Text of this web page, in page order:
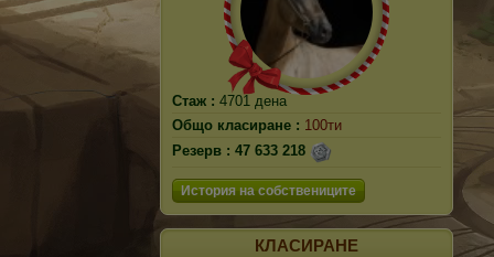
Стаж : 4701 дена
Общо класиране : 100ти
Резерв : 47 633 218
История на собствениците
КЛАСИРАНЕ